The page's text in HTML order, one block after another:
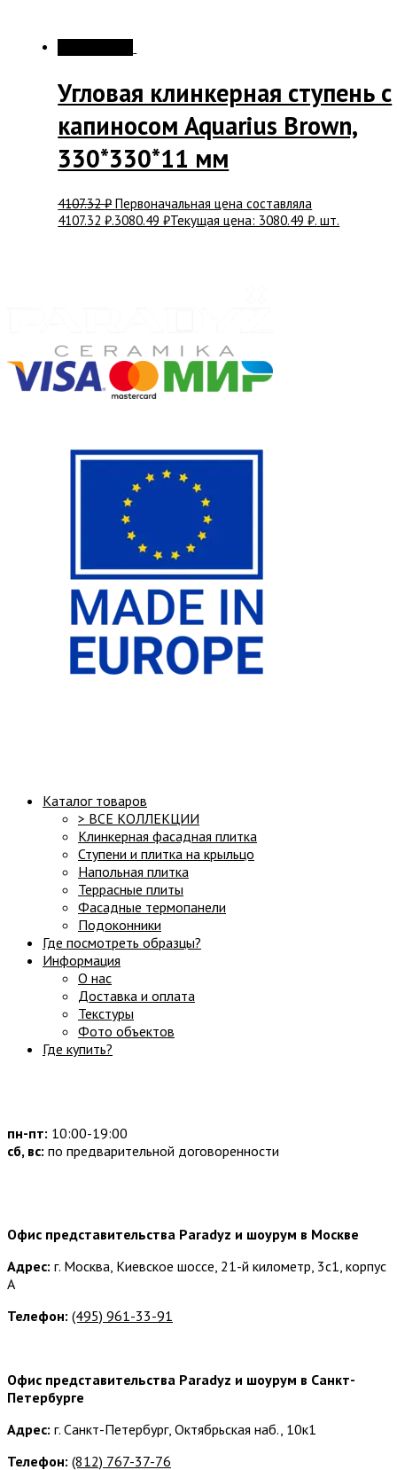
Угловая клинкерная ступень с
капиносом Aquarius Brown,
330*330*11 мм
4107.32₽ Первоначальная цена составляла
4107.32 ₽.3080.49₽Текущая цена: 3080.49 ₽. шт.
Каталог товаров
> ВСЕ КОЛЛЕКЦИИ
Клинкерная фасадная плитка
Ступени и плитка на крыльцо
Напольная плитка
Террасные плиты
Фасадные термопанели
Подоконники
Где посмотреть образцы?
Информация
О нас
Доставка и оплата
Текстуры
Фото объектов
Где купить?
пн-пт: 10:00-19:00
сб, вс: по предварительной договоренности
Офис представительства Paradyz и шоурум в Москве
Адрес: г. Москва, Киевское шоссе, 21-й километр, 3с1, корпус
А
Телефон: (495) 961-33-91
Офис представительства Paradyz и шоурум в Санкт-
Петербурге
Адрес: г. Санкт-Петербург, Октябрьская наб., 10к1
Телефон: (812) 767-37-76